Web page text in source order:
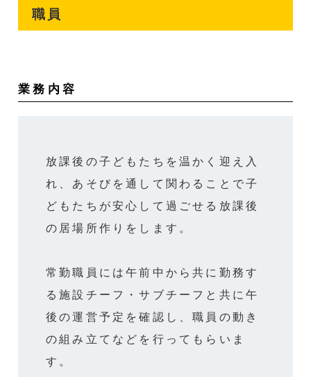
職員
業務内容
放課後の子どもたちを温かく迎え入
れ、あそびを通して関わることで子
どもたちが安心して過ごせる放課後
の居場所作りをします。
常勤職員には午前中から共に勤務す
る施設チーフ・サブチーフと共に午
後の運営予定を確認し、職員の動き
の組み立てなどを行ってもらいま
す。